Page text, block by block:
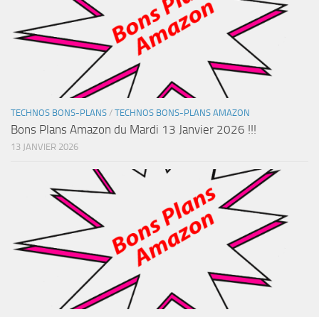
TECHNOS BONS-PLANS / TECHNOS BONS-PLANS AMAZON
Bons Plans Amazon du Mardi 13 Janvier 2026 !!!
13 JANVIER 2026